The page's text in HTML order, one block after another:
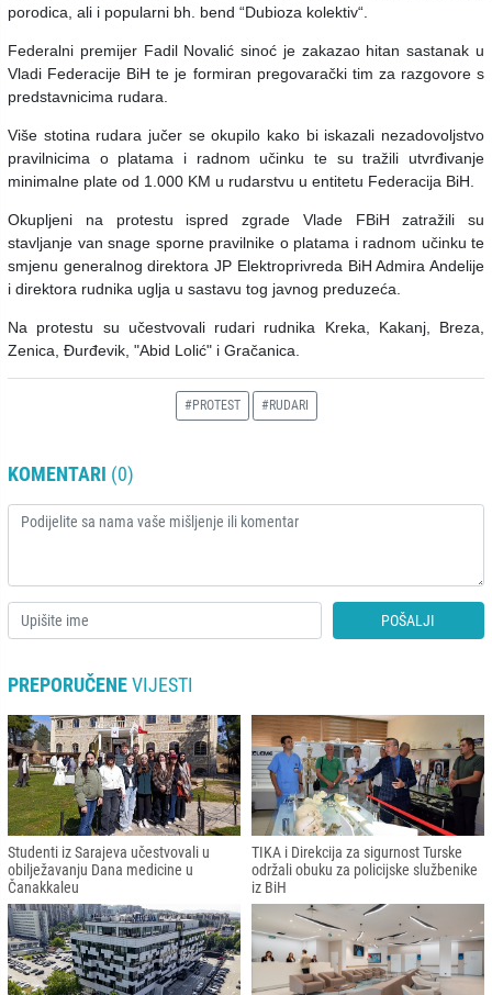
porodica, ali i popularni bh. bend “Dubioza kolektiv“.
Federalni premijer Fadil Novalić sinoć je zakazao hitan sastanak u
Vladi Federacije BiH te je formiran pregovarački tim za razgovore s
predstavnicima rudara.
Više stotina rudara jučer se okupilo kako bi iskazali nezadovoljstvo
pravilnicima o platama i radnom učinku te su tražili utvrđivanje
minimalne plate od 1.000 KM u rudarstvu u entitetu Federacija BiH.
Okupljeni na protestu ispred zgrade Vlade FBiH zatražili su
stavljanje van snage sporne pravilnike o platama i radnom učinku te
smjenu generalnog direktora JP Elektroprivreda BiH Admira Andelije
i direktora rudnika uglja u sastavu tog javnog preduzeća.
Na protestu su učestvovali rudari rudnika Kreka, Kakanj, Breza,
Zenica, Đurđevik, "Abid Lolić" i Gračanica.
#PROTEST #RUDARI
KOMENTARI (0)
POŠALJI
PREPORUČENEVIJESTI
Studenti iz Sarajeva učestvovali u
obilježavanju Dana medicine u
Čanakkaleu
TIKA i Direkcija za sigurnost Turske
održali obuku za policijske službenike
iz BiH